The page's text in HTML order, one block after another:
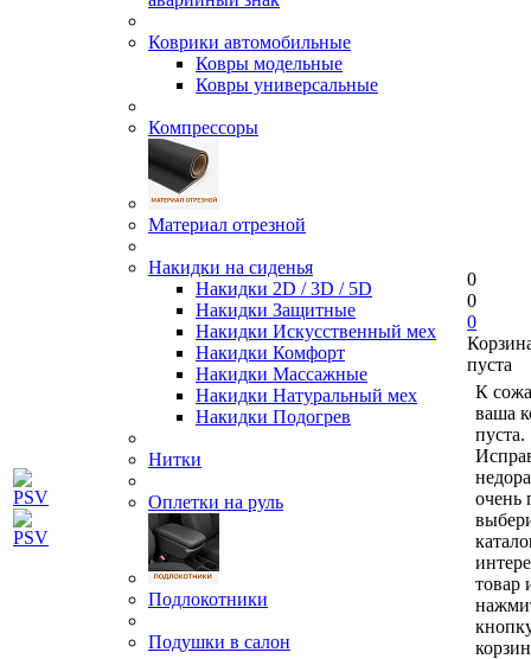
Коврики автомобильные
Ковры модельные
Ковры универсальные
Компрессоры
Материал отрезной
Накидки на сиденья
Накидки 2D / 3D / 5D
Накидки Защитные
Накидки Искусственный мех
Накидки Комфорт
Накидки Массажные
Накидки Натуральный мех
Накидки Подогрев
Нитки
Оплетки на руль
Подлокотники
Подушки в салон
0
0
0
пуста
К
ваша
пуста.
очень
товар